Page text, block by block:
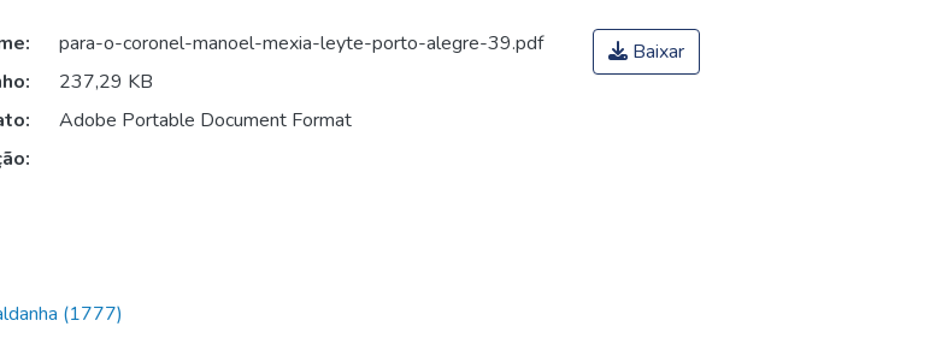
para-o-coronel-manoel-mexia-leyte-porto-alegre-39.pdf
237,29 KB
Adobe Portable Document Format
Baixar
(1777)